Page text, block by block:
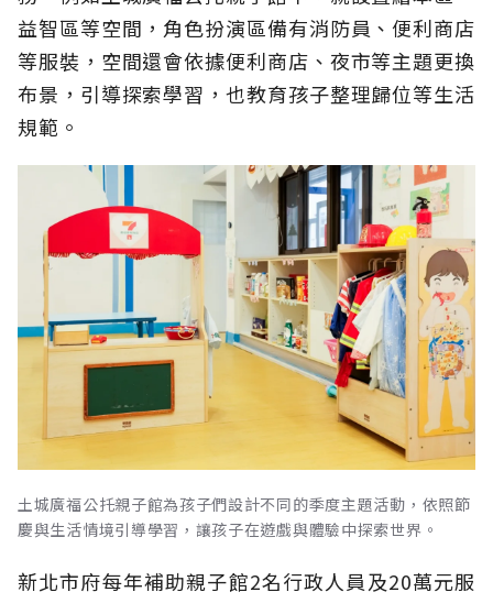
益智區等空間，角色扮演區備有消防員、便利商店
等服裝，空間還會依據便利商店、夜市等主題更換
布景，引導探索學習，也教育孩子整理歸位等生活
規範。
土城廣福公托親子館為孩子們設計不同的季度主題活動，依照節
慶與生活情境引導學習，讓孩子在遊戲與體驗中探索世界。
新北市府每年補助親子館2名行政人員及20萬元服